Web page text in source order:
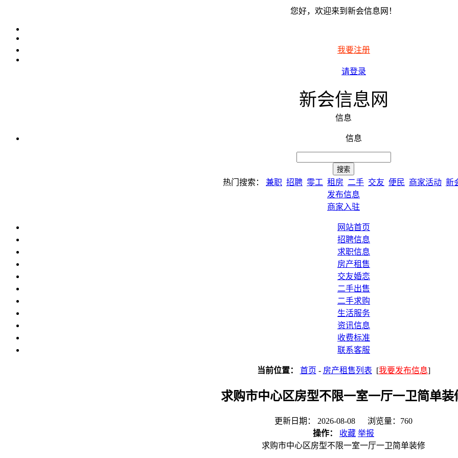
您好，欢迎来到新会信息网！
我要注册
请登录
新会信息网
信息
信息
热门搜索： 兼职 招聘 零工 租房 二手 交友 便民 商家活动 新
发布信息
商家入驻
网站首页
招聘信息
求职信息
房产租售
交友婚恋
二手出售
二手求购
生活服务
资讯信息
收费标准
联系客服
当前位置： 首页 - 房产租售列表 [我要发布信息]
求购市中心区房型不限一室一厅一卫简单装
更新日期： 2026-08-08 浏览量：760
操作：
收藏 举报
求购市中心区房型不限一室一厅一卫简单装修